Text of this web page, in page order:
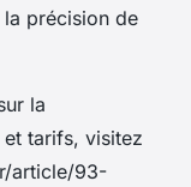
la précision de
la
tarifs, visitez
article/93-